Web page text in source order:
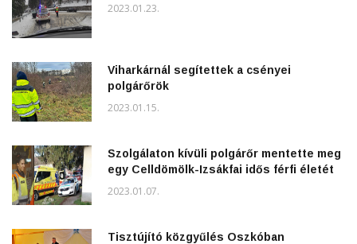
2023.01.23.
Viharkárnál segítettek a csényei
polgárőrök
2023.01.15.
Szolgálaton kívüli polgárőr mentette meg
egy Celldömölk-Izsákfai idős férfi életét
2023.01.07.
Tisztújító közgyűlés Oszkóban